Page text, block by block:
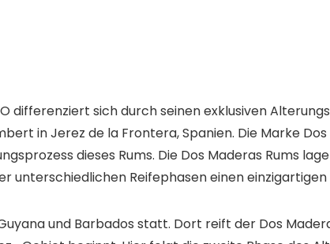
differenziert sich durch seinen exklusiven
in Jerez de la Frontera, Spanien. Die Marke
dieses Rums. Die Dos Maderas Rums
unterschiedlichen Reifephasen einen
und Barbados statt. Dort reift der Dos